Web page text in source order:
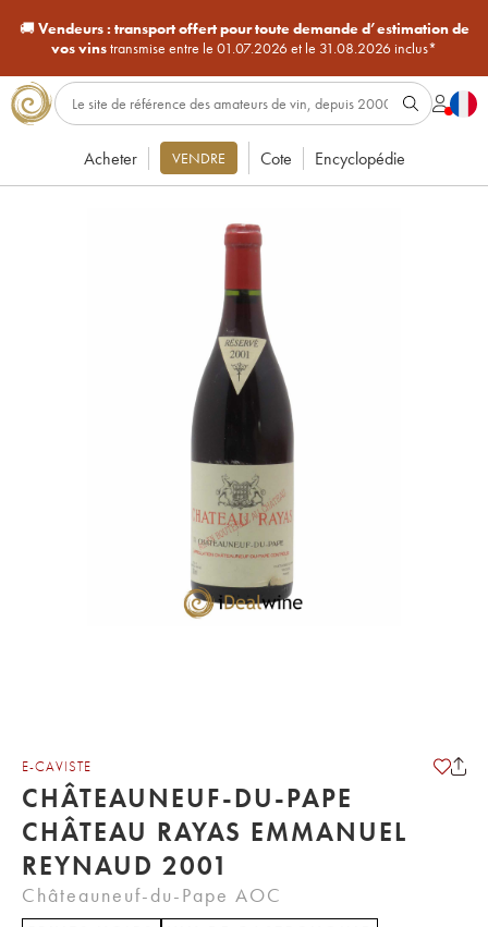
🚚Vendeurs : transport offert pour toute demande d’estimation de
vos vinstransmise entre le 01.07.2026 et le 31.08.2026 inclus*
Acheter VENDRE Cote Encyclopédie
E-CAVISTE
CHÂTEAUNEUF-DU-PAPE
CHÂTEAU RAYAS EMMANUEL
REYNAUD 2001
Châteauneuf-du-Pape AOC